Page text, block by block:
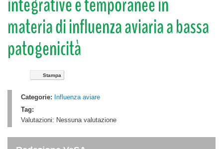
materia di influenza aviaria a bassa
patogenicità
Stampa
Categorie: Influenza aviare
Tag:
Valutazioni: Nessuna valutazione